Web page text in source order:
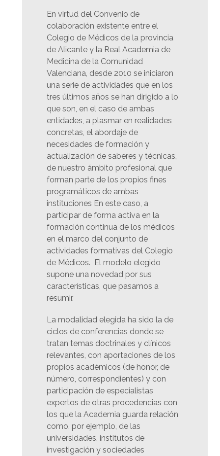
En virtud del Convenio de
colaboración existente entre el
Colegio de Médicos de la provincia
de Alicante y la Real Academia de
Medicina de la Comunidad
Valenciana, desde 2010 se iniciaron
una serie de actividades que en los
tres últimos años se han dirigido a lo
que son, en el caso de ambas
entidades, a plasmar en realidades
concretas, el abordaje de
necesidades de formación y
actualización de saberes y técnicas,
de nuestro ámbito profesional que
forman parte de los propios fines
programáticos de ambas
instituciones En este caso, a
participar de forma activa en la
formación continua de los médicos
en el marco del conjunto de
actividades formativas del Colegio
de Médicos. El modelo elegido
supone una novedad por sus
características, que pasamos a
resumir.
La modalidad elegida ha sido la de
ciclos de conferencias donde se
tratan temas doctrinales y clínicos
relevantes, con aportaciones de los
propios académicos (de honor, de
número, correspondientes) y con
participación de especialistas
expertos de otras procedencias con
los que la Academia guarda relación
como, por ejemplo, de las
universidades, institutos de
investigación y sociedades